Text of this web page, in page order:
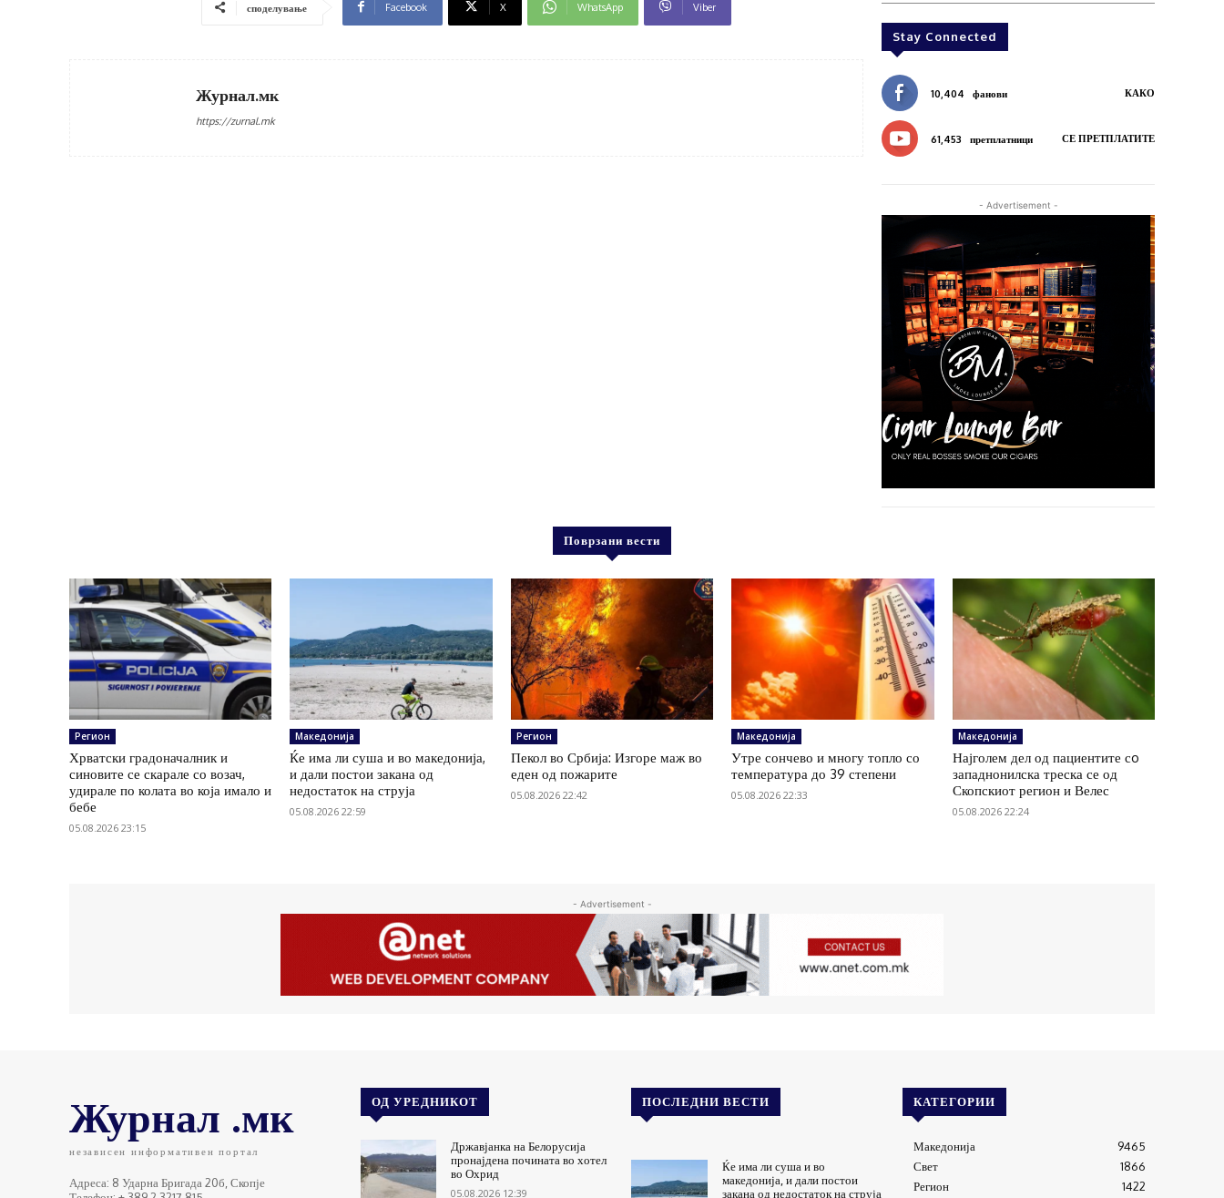
споделување Facebook X WhatsApp Viber
Журнал.мк
https://zurnal.mk
Stay Connected
10,404 фанови КАКО
61,453 претплатници СЕ ПРЕТПЛАТИТЕ
- Advertisement -
Поврзани вести
Регион
Хрватски градоначалник и
синовите се скарале со возач,
удирале по колата во која имало и
бебе
05.08.2026 23:15
Македонија
Ќе има ли суша и во македонија,
и дали постои закана од
недостаток на струја
05.08.2026 22:59
Регион
Пекол во Србија: Изгоре маж во
еден од пожарите
05.08.2026 22:42
Македонија
Утре сончево и многу топло со
температура до 39 степени
05.08.2026 22:33
Македонија
Најголем дел од пациентите сo
западнонилска треска се од
Скопскиот регион и Велес
05.08.2026 22:24
- Advertisement -
Журнал .мк
независен информативен портал
Адреса: 8 Ударна Бригада 20б, Скопје
ОД УРЕДНИКОТ
Државјанка на Белорусија
пронајдена почината во хотел
во Охрид
05.08.2026 12:39
ПОСЛЕДНИ ВЕСТИ
Ќе има ли суша и во
македонија, и дали постои
закана од недостаток на струја
КАТЕГОРИИ
Македонија
9465
Свет
1866
Регион
1422